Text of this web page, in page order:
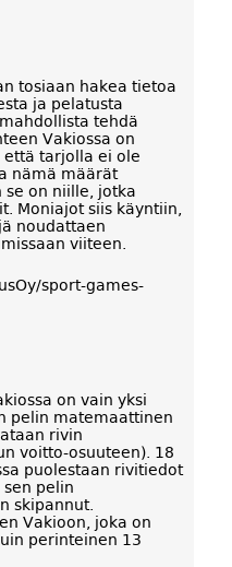
tosiaan hakea tietoa
ja pelatusta
tehdä
Vakiossa on
että tarjolla ei ole
nämä määrät
se on niille, jotka
Moniajot siis käyntiin,
noudattaen
viiteen.
sport-games-
on vain yksi
pelin matemaattinen
rivin
voitto-osuuteen). 18
puolestaan rivitiedot
pelin
skipannut.
Vakioon, joka on
perinteinen 13